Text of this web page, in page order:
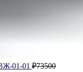
01-01 ₽73500